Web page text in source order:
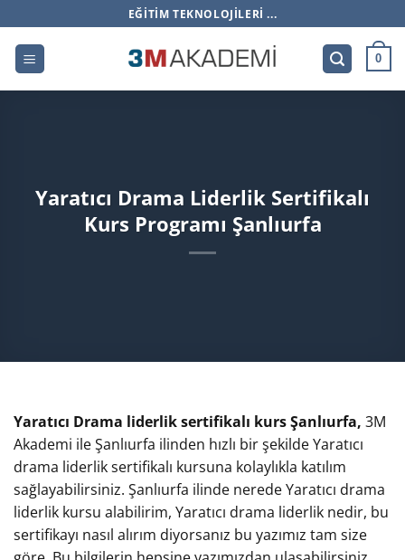
atla
EĞITIM TEKNOLOJILERI ...
0
Yaratıcı Drama Liderlik Sertifikalı
Kurs Programı Şanlıurfa
Yaratıcı Drama liderlik sertifikalı kurs Şanlıurfa, 3M
Akademi ile Şanlıurfa ilinden hızlı bir şekilde Yaratıcı
drama liderlik sertifikalı kursuna kolaylıkla katılım
sağlayabilirsiniz. Şanlıurfa ilinde nerede Yaratıcı drama
liderlik kursu alabilirim, Yaratıcı drama liderlik nedir, bu
sertifikayı nasıl alırım diyorsanız bu yazımız tam size